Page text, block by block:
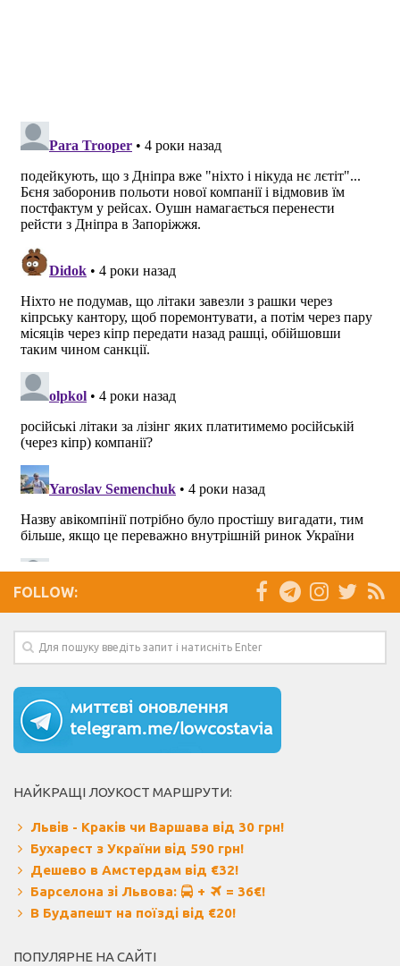
FOLLOW:
НАЙКРАЩІ ЛОУКОСТ МАРШРУТИ:
Львів - Краків чи Варшава від 30 грн!
Бухарест з України від 590 грн!
Дешево в Амстердам від €32!
Барселона зі Львова:
+
= 36€!
В Будапешт на поїзді від €20!
ПОПУЛЯРНЕ НА САЙТІ